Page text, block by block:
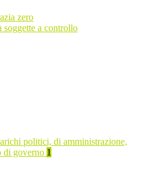
zero
soggette a controllo
politici, di amministrazione,
di governo 1